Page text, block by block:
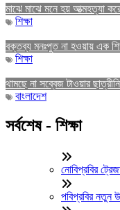
মাঝে মাঝে মনে হয় আত্মহত্যা
শিক্ষা
বক্তব্য মনঃপুত না হওয়ায় এক
শিক্ষা
থামছে না সব্বেজ টাওয়ার
বাংলাদেশ
সর্বশেষ - শিক্ষা
নোবিপ্রবির
পবিপ্রবির নতুন